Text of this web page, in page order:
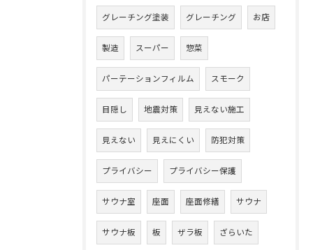
グレーチング塗装 グレーチング お店
製造 スーパー 惣菜
パーテーションフィルム スモーク
目隠し 地震対策 見えない施工
見えない 見えにくい 防犯対策
プライバシー プライバシー保護
サウナ室 座面 座面修繕 サウナ
サウナ板 板 ザラ板 ざらいた